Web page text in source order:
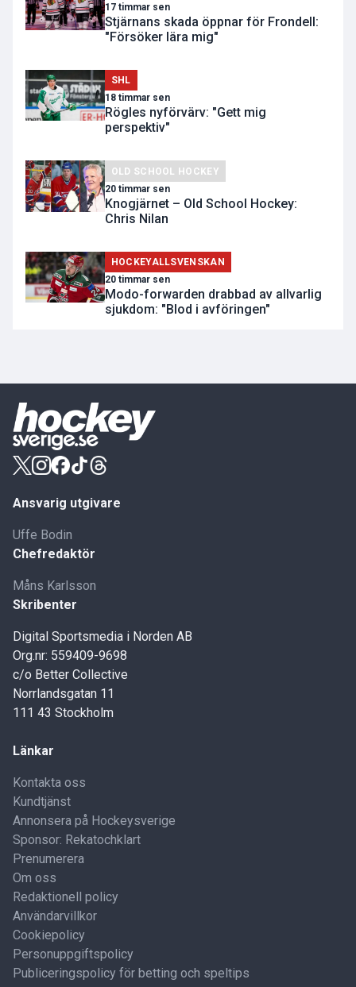
17 timmar sen
Stjärnans skada öppnar för Frondell:
"Försöker lära mig"
SHL
18 timmar sen
Rögles nyförvärv: "Gett mig
perspektiv"
OLD SCHOOL HOCKEY
20 timmar sen
Knogjärnet – Old School Hockey:
Chris Nilan
HOCKEYALLSVENSKAN
20 timmar sen
Modo-forwarden drabbad av allvarlig
sjukdom: "Blod i avföringen"
Ansvarig utgivare
Uffe Bodin
Chefredaktör
Måns Karlsson
Skribenter
Digital Sportsmedia i Norden AB
Org.nr: 559409-9698
c/o Better Collective
Norrlandsgatan 11
111 43 Stockholm
Länkar
Kontakta oss
Kundtjänst
Annonsera på Hockeysverige
Sponsor: Rekatochklart
Prenumerera
Om oss
Redaktionell policy
Användarvillkor
Cookiepolicy
Personuppgiftspolicy
Publiceringspolicy för betting och speltips